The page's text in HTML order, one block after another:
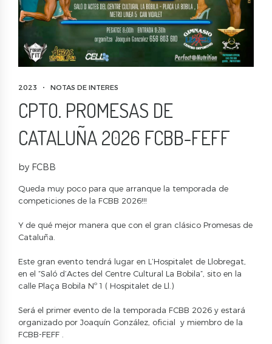
2023 NOTAS DE INTERES
CPTO. PROMESAS DE
CATALUÑA 2026 FCBB-FEFF
by FCBB
Queda muy poco para que arranque la temporada de
competiciones de la FCBB 2026!!!
Y de qué mejor manera que con el gran clásico Promesas de
Cataluña.
Este gran evento tendrá lugar en L’Hospitalet de Llobregat,
en el “Saló d’Actes del Centre Cultural La Bobila”, sito en la
calle Plaça Bobila Nº 1 ( Hospitalet de Ll.)
Será el primer evento de la temporada FCBB 2026 y estará
organizado por Joaquín González, oficial y miembro de la
FCBB-FEFF .